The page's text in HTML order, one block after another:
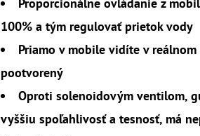
100% a tým regulovať prietok vody
Priamo v mobile vidíte v
pootvorený
Oproti solenoidovým ventilom,
vyššiu spoľahlivosť a tesnosť, má